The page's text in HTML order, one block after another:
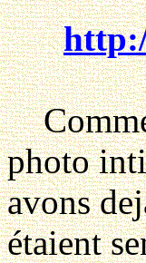
photo
avons
étaient